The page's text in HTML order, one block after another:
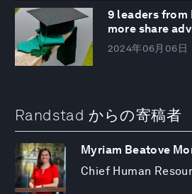
9 leaders from
more share
2024年06月06日
Randstad からの寄稿者
Myriam Beatove
Chief Human